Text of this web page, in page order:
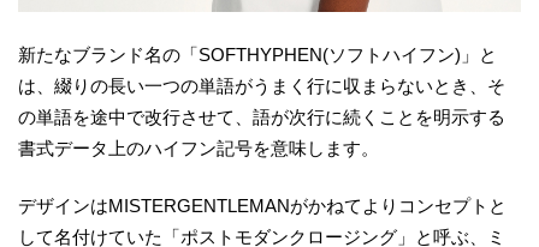
新たなブランド名の「SOFTHYPHEN(ソフトハイフン)」と
は、綴りの長い一つの単語がうまく行に収まらないとき、そ
の単語を途中で改行させて、語が次行に続くことを明示する
書式データ上のハイフン記号を意味します。
デザインはMISTERGENTLEMANがかねてよりコンセプトと
して名付けていた「ポストモダンクロージング」と呼ぶ、ミ